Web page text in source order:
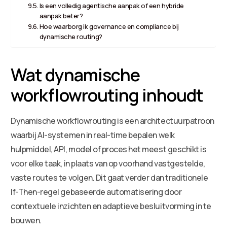
Is een volledig agentische aanpak of een hybride
aanpak beter?
Hoe waarborg ik governance en compliance bij
dynamische routing?
Wat dynamische
workflowrouting inhoudt
Dynamische workflowrouting is een architectuurpatroon
waarbij AI-systemen in real-time bepalen welk
hulpmiddel, API, model of proces het meest geschikt is
voor elke taak, in plaats van op voorhand vastgestelde,
vaste routes te volgen. Dit gaat verder dan traditionele
If-Then-regel gebaseerde automatisering door
contextuele inzichten en adaptieve besluitvorming in te
bouwen.